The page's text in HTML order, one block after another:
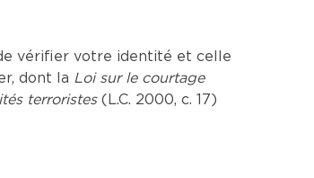
vérifier votre identité et celle
dont la Loi sur le courtage
terroristes(L.C. 2000, c. 17)